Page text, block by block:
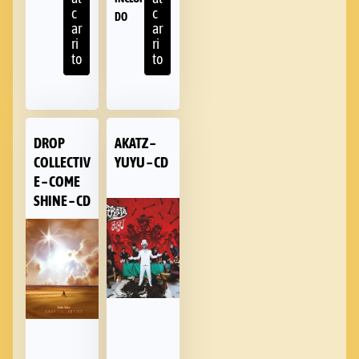
c
ar
ri
to
DO
c
ar
ri
to
DROP
COLLECTIV
E – COME
SHINE – CD
AKATZ –
YUYU – CD